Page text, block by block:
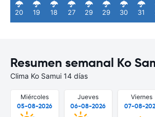
20 19 18 27 29 29 30 31
Resumen semanal Ko
Clima Ko Samui 14 días
Miércoles
05-08-2026
Jueves
06-08-2026
Viernes
07-08-